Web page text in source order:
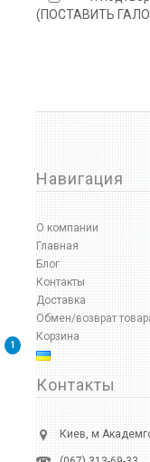
(ПОСТАВИТЬ
Навигация
О компании
Главная
Блог
Контакты
Доставка
Обмен/возврат
Корзина
1
Контакты
Киев, м